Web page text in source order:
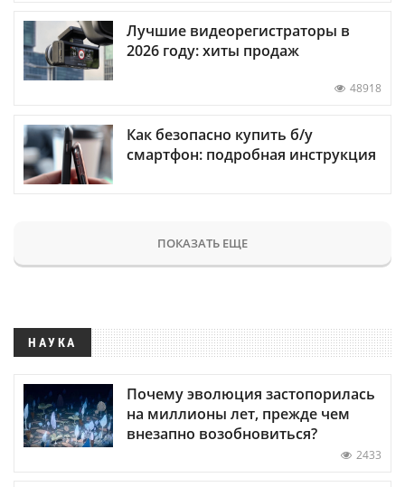
Лучшие видеорегистраторы в
2026 году: хиты продаж
48918
Как безопасно купить б/у
смартфон: подробная инструкция
ПОКАЗАТЬ ЕЩЕ
НАУКА
Почему эволюция застопорилась
на миллионы лет, прежде чем
внезапно возобновиться?
2433